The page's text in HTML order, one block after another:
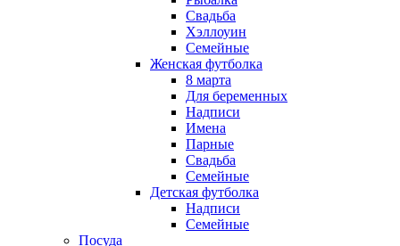
Свадьба
Хэллоуин
Семейные
Женская футболка
8 марта
Для беременных
Надписи
Имена
Парные
Свадьба
Семейные
Детская футболка
Надписи
Семейные
Посуда